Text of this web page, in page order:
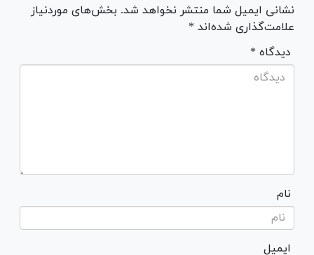
نشانی ایمیل شما منتشر نخواهد شد. بخش‌های موردنیاز
علامت‌گذاری شده‌اند *
* دیدگاه
نام
ایمیل